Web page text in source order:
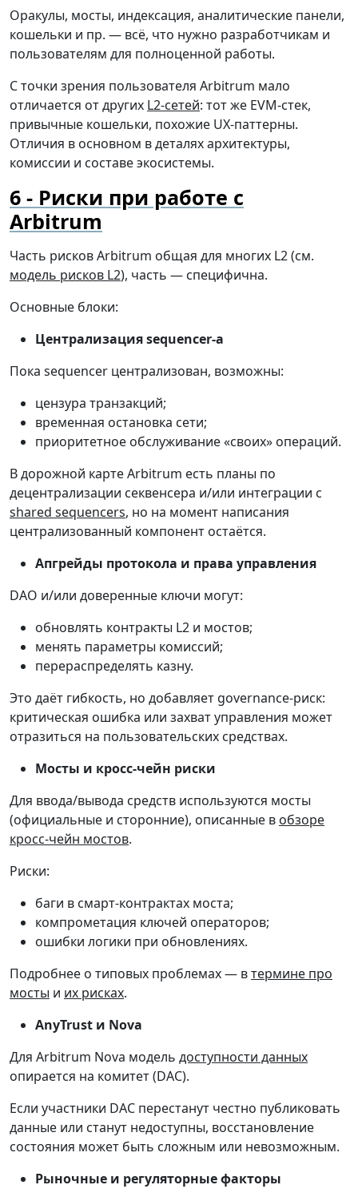
Оракулы, мосты, индексация, аналитические панели,
кошельки и пр. — всё, что нужно разработчикам и
пользователям для полноценной работы.
С точки зрения пользователя Arbitrum мало
отличается от других L2-сетей: тот же EVM-стек,
привычные кошельки, похожие UX-паттерны.
Отличия в основном в деталях архитектуры,
комиссии и составе экосистемы.
Риски при работе с
Arbitrum
Часть рисков Arbitrum общая для многих L2 (см.
модель рисков L2), часть — специфична.
Основные блоки:
Централизация sequencer-а
Пока sequencer централизован, возможны:
цензура транзакций;
временная остановка сети;
приоритетное обслуживание «своих» операций.
В дорожной карте Arbitrum есть планы по
децентрализации секвенсера и/или интеграции с
shared sequencers, но на момент написания
централизованный компонент остаётся.
Апгрейды протокола и права управления
DAO и/или доверенные ключи могут:
обновлять контракты L2 и мостов;
менять параметры комиссий;
перераспределять казну.
Это даёт гибкость, но добавляет governance-риск:
критическая ошибка или захват управления может
отразиться на пользовательских средствах.
Мосты и кросс-чейн риски
Для ввода/вывода средств используются мосты
(официальные и сторонние), описанные в обзоре
кросс-чейн мостов.
Риски:
баги в смарт-контрактах моста;
компрометация ключей операторов;
ошибки логики при обновлениях.
Подробнее о типовых проблемах — втермине про
мосты и их рисках.
AnyTrust и Nova
Для Arbitrum Nova модель доступности данных
опирается на комитет (DAC).
Если участники DAC перестанут честно публиковать
данные или станут недоступны, восстановление
состояния может быть сложным или невозможным.
Рыночные и регуляторные факторы